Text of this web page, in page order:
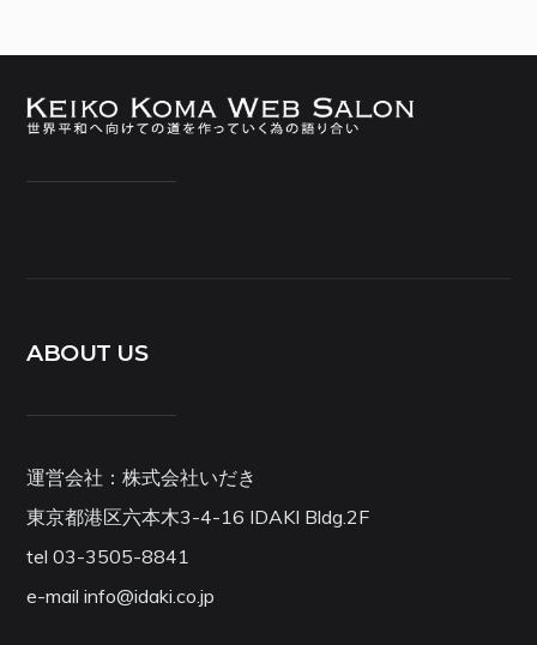
ABOUT US
運営会社：株式会社いだき
東京都港区六本木3-4-16 IDAKI Bldg.2F
tel 03-3505-8841
e-mail info@idaki.co.jp